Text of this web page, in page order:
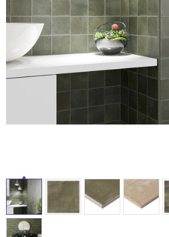
ロートアイアン 天然
メンテナンス・施工材 新商
お役立ち情報 住ま
アイ
ミラタップ
チャンネル
オン
タ
ル
内
床・
屋
外